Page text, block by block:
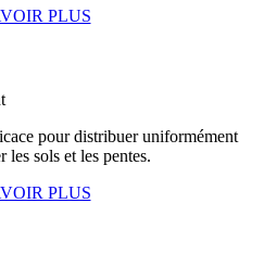
PLUS
pour distribuer uniformément
les sols et les pentes.
PLUS